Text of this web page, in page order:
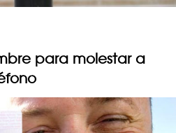
para molestar a